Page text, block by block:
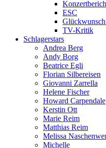
ESC
TV-Kritik
Schlagerstars
Andrea Berg
Andy Borg
Beatrice Egli
Florian Silbereisen
Giovanni Zarrella
Helene Fischer
Howard Carpendale
Kerstin Ott
Marie Reim
Matthias Reim
Melissa
Michelle